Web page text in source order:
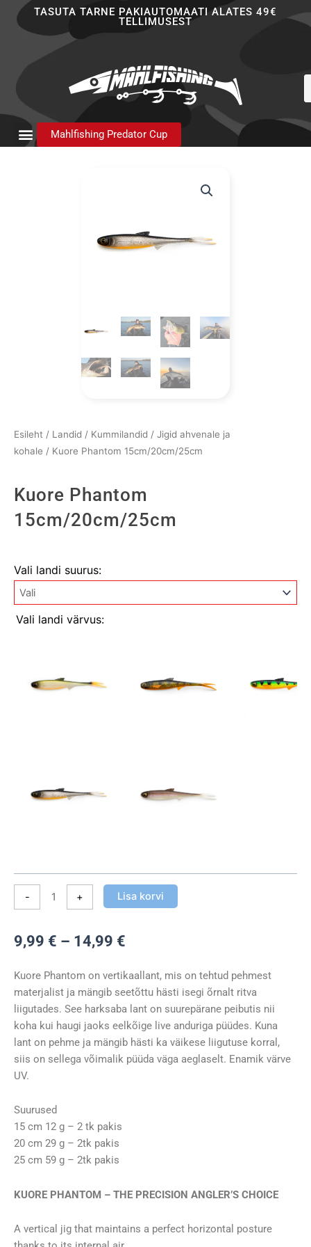
TASUTA TARNE PAKIAUTOMAATI ALATES 49€
TELLIMUSEST
Mahlfishing Predator Cup
Esileht / Landid / Kummilandid / Jigid ahvenale ja
kohale / Kuore Phantom 15cm/20cm/25cm
Kuore Phantom
15cm/20cm/25cm
Vali landi suurus:
Vali landi värvus:
-
Kuore
Phantom
15cm/20cm/25cm
kogus
+ Lisa korvi
9,99 € – 14,99 €
kuni
14,99 €
Kuore Phantom on vertikaallant, mis on tehtud pehmest
materjalist ja mängib seetõttu hästi isegi õrnalt ritva
liigutades. See harksaba lant on suurepärane peibutis nii
koha kui haugi jaoks eelkõige live anduriga püüdes. Kuna
lant on pehme ja mängib hästi ka väikese liigutuse korral,
siis on sellega võimalik püüda väga aeglaselt. Enamik värve
UV.
Suurused
15 cm 12 g – 2 tk pakis
20 cm 29 g – 2tk pakis
25 cm 59 g – 2tk pakis
KUORE PHANTOM – THE PRECISION ANGLER’S CHOICE
A vertical jig that maintains a perfect horizontal posture